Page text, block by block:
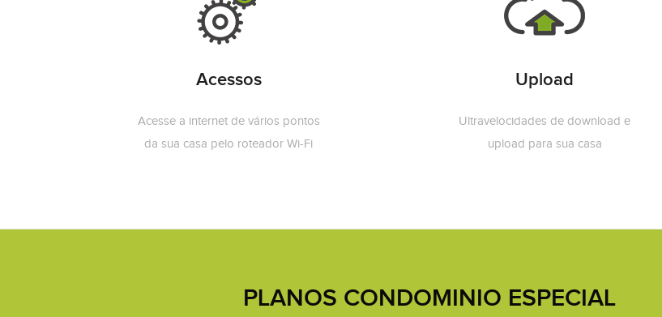
Acessos
Acesse a internet de vários pontos
da sua casa pelo roteador Wi-Fi
Upload
Ultravelocidades de download e
upload para sua casa
PLANOS CONDOMINIO ESPECIAL